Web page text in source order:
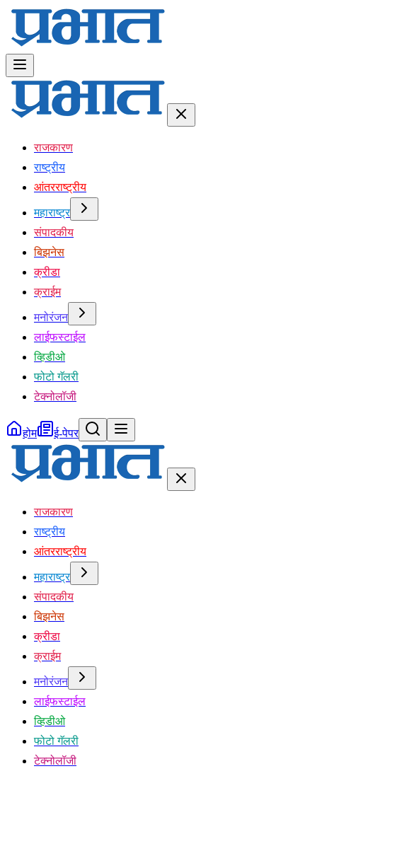
राजकारण
राष्ट्रीय
आंतरराष्ट्रीय
महाराष्ट्र
संपादकीय
बिझनेस
क्रीडा
क्राईम
मनोरंजन
लाईफस्टाईल
व्हिडीओ
फोटो गॅलरी
टेक्नोलॉजी
होम ई-पेपर
राजकारण
राष्ट्रीय
आंतरराष्ट्रीय
महाराष्ट्र
संपादकीय
बिझनेस
क्रीडा
क्राईम
मनोरंजन
लाईफस्टाईल
व्हिडीओ
फोटो गॅलरी
टेक्नोलॉजी